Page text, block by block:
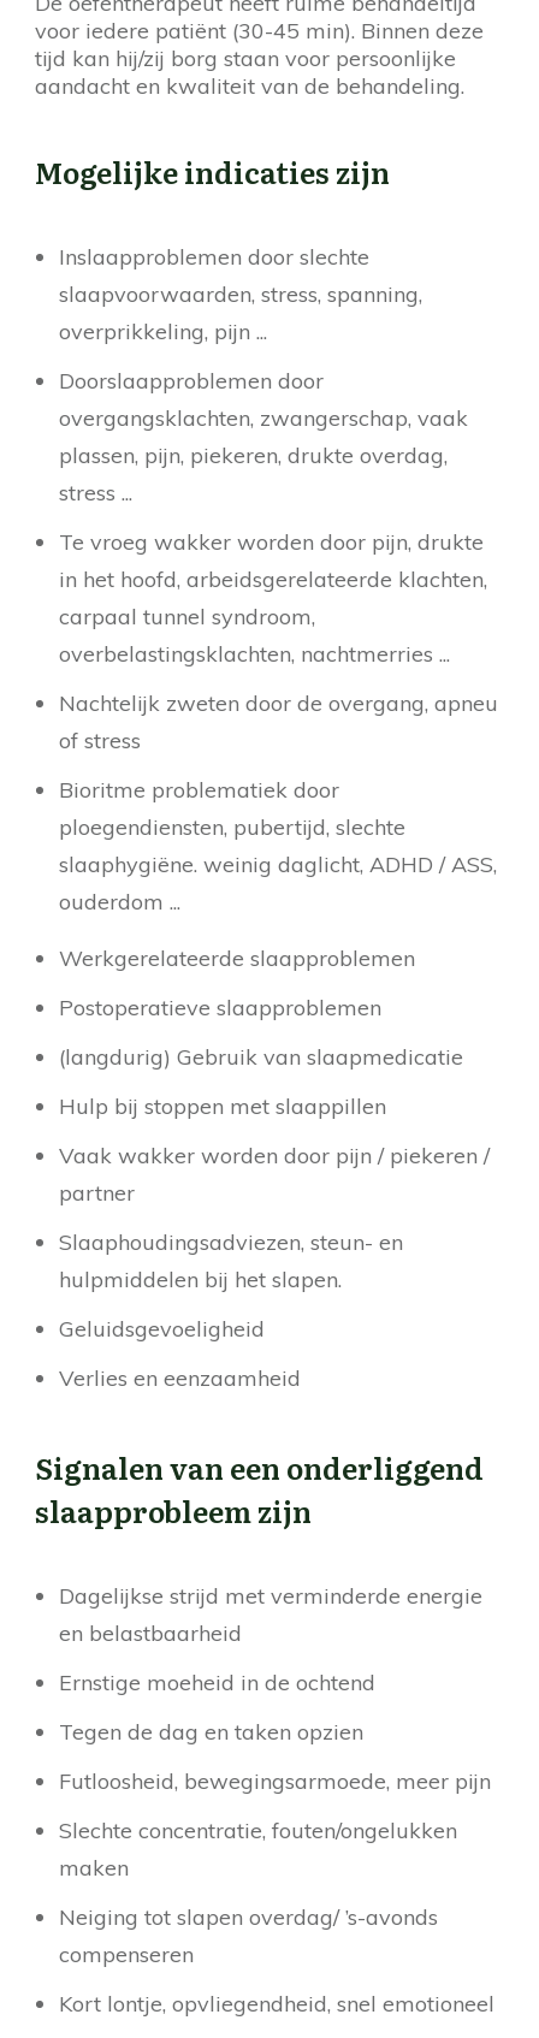
voor iedere patiënt (30-45 min). Binnen deze
tijd kan hij/zij borg staan voor persoonlijke
aandacht en kwaliteit van de behandeling.
Mogelijke indicaties zijn
Inslaapproblemen door slechte
slaapvoorwaarden, stress, spanning,
overprikkeling, pijn ...
Doorslaapproblemen door
overgangsklachten, zwangerschap, vaak
plassen, pijn, piekeren, drukte overdag,
stress ...
Te vroeg wakker worden door pijn, drukte
in het hoofd, arbeidsgerelateerde klachten,
carpaal tunnel syndroom,
overbelastingsklachten, nachtmerries ...
Nachtelijk zweten door de overgang, apneu
of stress
Bioritme problematiek door
ploegendiensten, pubertijd, slechte
slaaphygiëne. weinig daglicht, ADHD / ASS,
ouderdom ...
Werkgerelateerde slaapproblemen
Postoperatieve slaapproblemen
(langdurig) Gebruik van slaapmedicatie
Hulp bij stoppen met slaappillen
Vaak wakker worden door pijn / piekeren /
partner
Slaaphoudingsadviezen, steun- en
hulpmiddelen bij het slapen.
Geluidsgevoeligheid
Verlies en eenzaamheid
Signalen van een onderliggend
slaapprobleem zijn
Dagelijkse strijd met verminderde energie
en belastbaarheid
Ernstige moeheid in de ochtend
Tegen de dag en taken opzien
Futloosheid, bewegingsarmoede, meer pijn
Slechte concentratie, fouten/ongelukken
maken
Neiging tot slapen overdag/ ’s-avonds
compenseren
Kort lontje, opvliegendheid, snel emotioneel